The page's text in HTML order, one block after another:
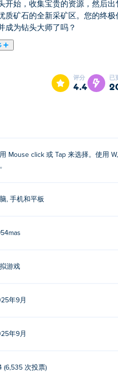
开始，收集宝贵的资源，然后
质矿石的全新采矿区。您的终
成为钻头大师了吗？
合并钻头，开采稀有矿石，并
掘并成为钻头大师了吗？
摇杆移动。
(宝玩)：
Master 吗？
评分
4.4
已
Mouse click 或 Tap 来选择。使用
, 手机和平板
游戏
年9月
年9月
(6,535 次投票)